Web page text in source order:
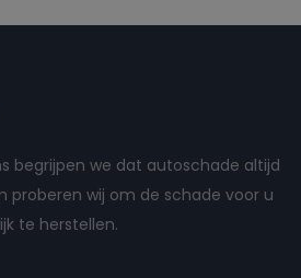
begrijpen we dat autoschade altijd
proberen wij om de schade voor u
te herstellen.